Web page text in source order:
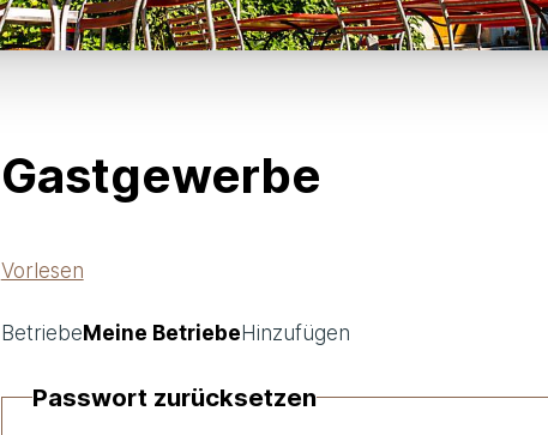
Gastgewerbe
Vorlesen
BetriebeMeine BetriebeHinzufügen
Passwort zurücksetzen